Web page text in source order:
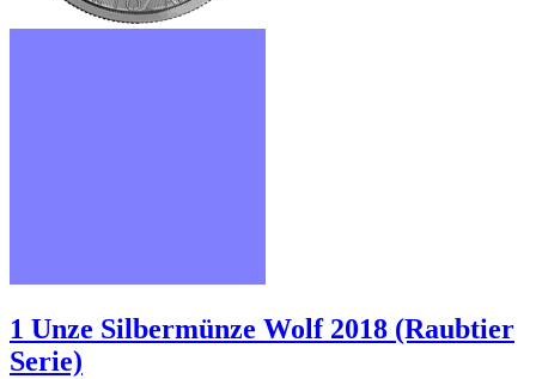
1 Unze Silbermünze Wolf 2018 (Raubtier
Serie)